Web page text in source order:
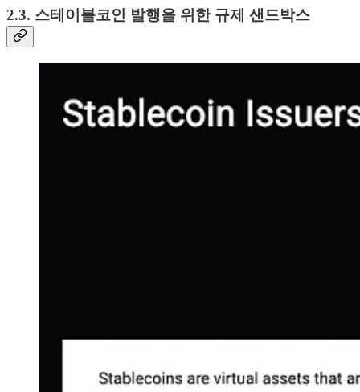
2.3. 스테이블코인 발행을 위한 규제 샌드박스